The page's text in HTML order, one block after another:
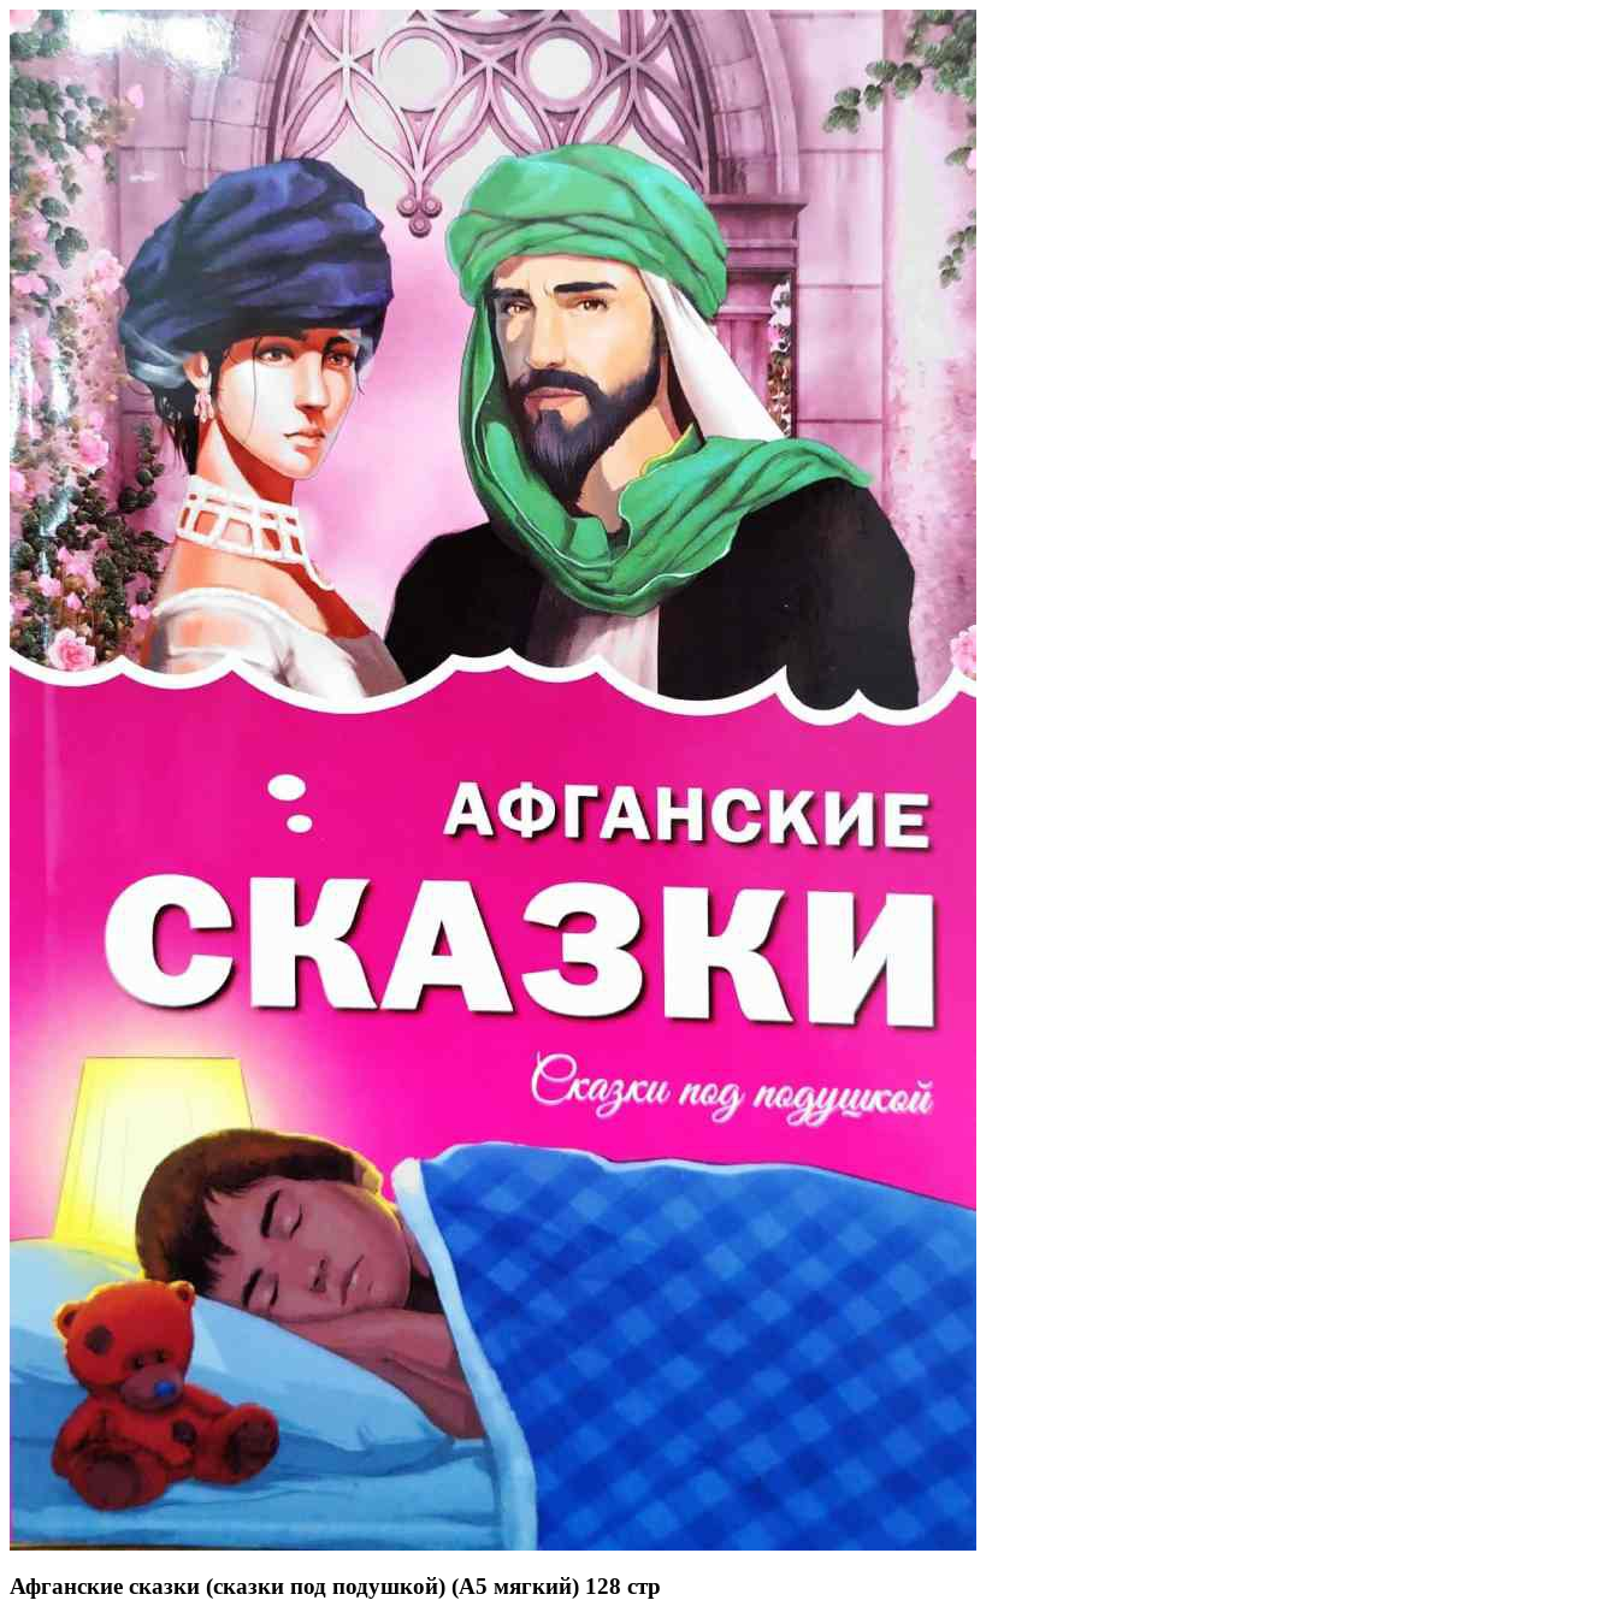
Афганские сказки (сказки под подушкой) (А5 мягкий) 128 стр